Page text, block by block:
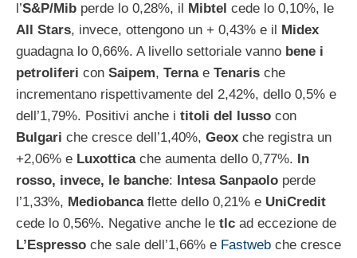
l’S&P/Mib perde lo 0,28%, il Mibtel cede lo 0,10%, le
All Stars, invece, ottengono un + 0,43% e il
Midex
guadagna lo 0,66%. A livello settoriale vanno bene i
petroliferi con Saipem, Ternae Tenaris che
incrementano rispettivamente del 2,42%, dello 0,5% e
dell’1,79%. Positivi anche i titoli del lusso con
Bulgari che cresce dell’1,40%, Geox che registra un
+2,06% e Luxotticache aumenta dello 0,77%.
In
rosso, invece, le banche: Intesa Sanpaolo perde
l’1,33%, Mediobancaflette dello 0,21% e UniCredit
cede lo 0,56%. Negative anche le tlc ad eccezione de
L’Espresso che sale dell’1,66% e Fastweb che cresce